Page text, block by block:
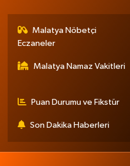
Malatya Nöbetçi
Eczaneler
Malatya Namaz Vakitleri
Puan Durumu ve Fikstür
Son Dakika Haberleri